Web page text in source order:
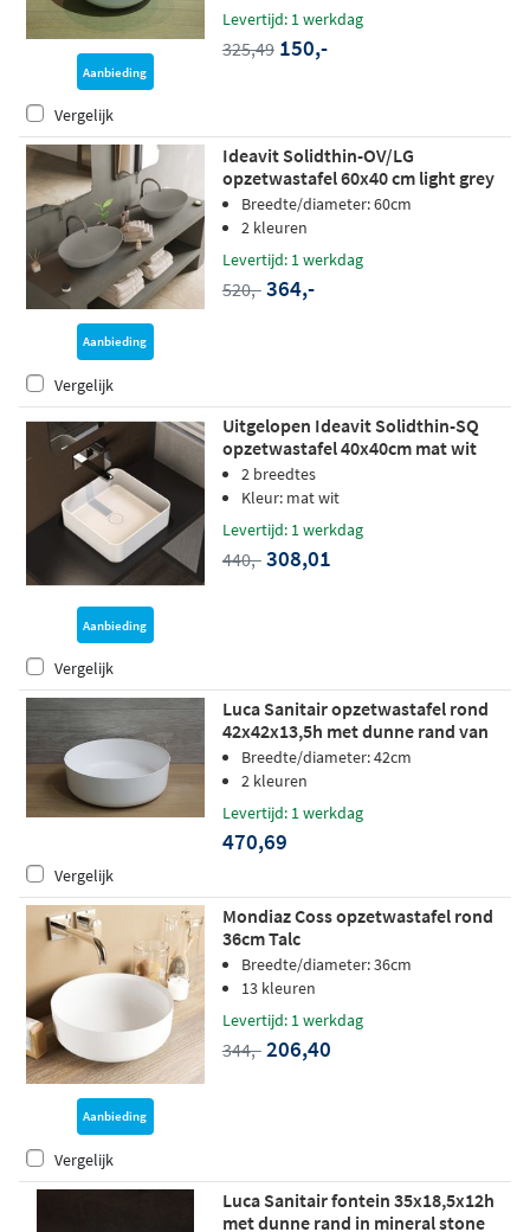
Aanbieding
Levertijd: 1 werkdag
325,49 150,-
Vergelijk
Aanbieding
Ideavit Solidthin-OV/LG
opzetwastafel 60x40 cm light grey
Breedte/diameter: 60cm
2 kleuren
Levertijd: 1 werkdag
520,- 364,-
Vergelijk
Aanbieding
Uitgelopen Ideavit Solidthin-SQ
opzetwastafel 40x40cm mat wit
2 breedtes
Kleur: mat wit
Levertijd: 1 werkdag
440,- 308,01
Vergelijk
Luca Sanitair opzetwastafel rond
42x42x13,5h met dunne rand van
mineral stone wit glans
Breedte/diameter: 42cm
2 kleuren
Levertijd: 1 werkdag
470,69
Vergelijk
Aanbieding
Mondiaz Coss opzetwastafel rond
36cm Talc
Breedte/diameter: 36cm
13 kleuren
Levertijd: 1 werkdag
344,- 206,40
Vergelijk
Luca Sanitair fontein 35x18,5x12h
met dunne rand in mineral stone